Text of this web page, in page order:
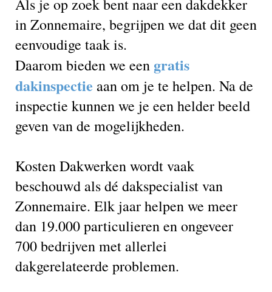
Als je op zoek bent naar een dakdekker
in Zonnemaire, begrijpen we dat dit geen
eenvoudige taak is.
Daarom bieden we een gratis
dakinspectie aan om je te helpen. Na de
inspectie kunnen we je een helder beeld
geven van de mogelijkheden.
Kosten Dakwerken wordt vaak
beschouwd als dé dakspecialist van
Zonnemaire. Elk jaar helpen we meer
dan 19.000 particulieren en ongeveer
700 bedrijven met allerlei
dakgerelateerde problemen.